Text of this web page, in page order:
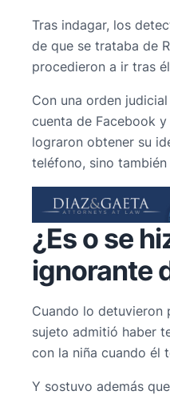
Tras indagar, los
de que se trataba de
procedieron a ir tras
Con una orden
cuenta de Facebook
lograron obtener su
teléfono, sino
¿Es o se
ignorante
Cuando lo detuvieron
sujeto admitió haber
con la niña cuando él
Y sostuvo además